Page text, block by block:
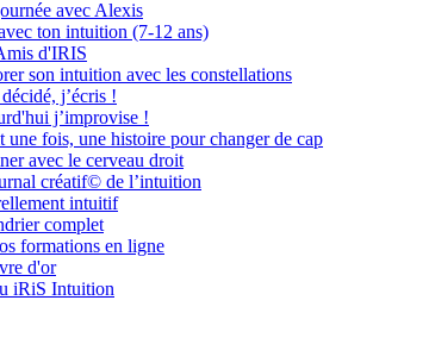
avec Alexis
ton intuition (7-12 ans)
d'IRIS
son intuition avec les constellations
décidé, j’écris !
j’improvise !
une fois, une histoire pour changer de cap
avec le cerveau droit
créatif© de l’intuition
intuitif
complet
formations en ligne
d'or
iRiS Intuition